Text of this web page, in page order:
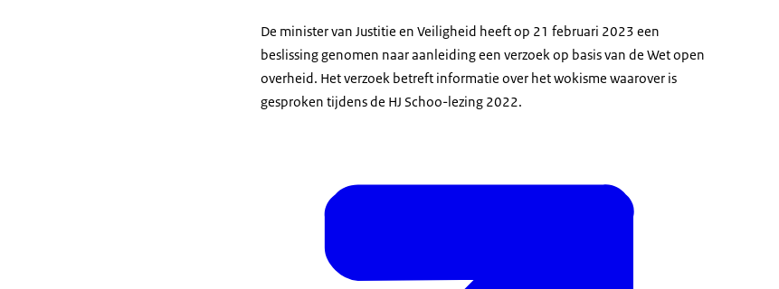
De minister van Justitie en Veiligheid heeft op 21 februari 2023 een
beslissing genomen naar aanleiding een verzoek op basis van de Wet open
overheid. Het verzoek betreft informatie over het wokisme waarover is
gesproken tijdens de HJ Schoo-lezing 2022.